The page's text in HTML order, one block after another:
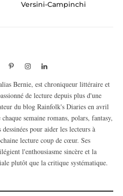
Versini-Campinchi
PinterestInstagramLinkedIn
Bernie, est chroniqueur littéraire et
de lecture depuis plus d'une
du blog Rainfolk's Diaries en avril
semaine romans, polars, fantasy,
dessinées pour aider les lecteurs à
lecture coup de cœur. Ses
l'enthousiasme sincère et la
plutôt que la critique systématique.